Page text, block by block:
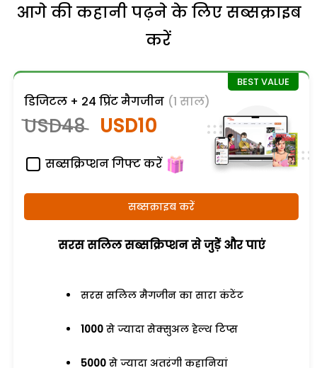
आगे की कहानी पढ़ने के लिए सब्सक्राइब
करें
डिजिटल + 24 प्रिंट मैगजीन (1 साल)
USD48 USD10
सब्सक्रिप्शन गिफ्ट करें
सब्सक्राइब करें
सरस सलिल सब्सक्रिप्शन से जुड़ेें और पाएं
सरस सलिल मैगजीन का सारा कंटेंट
1000 से ज्यादा सेक्सुअल हेल्थ टिप्स
5000 से ज्यादा अतरंगी कहानियां